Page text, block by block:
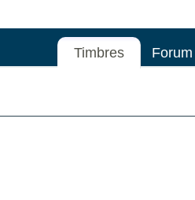
Timbres Forum